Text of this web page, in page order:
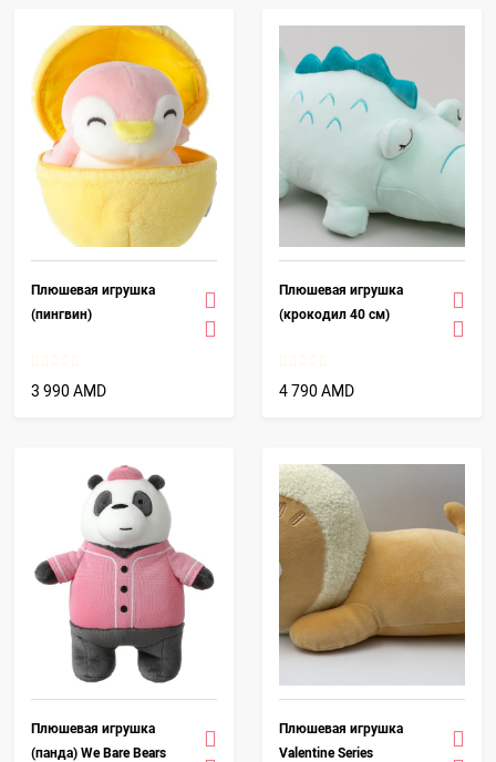
Плюшевая игрушка
(пингвин)
3 990 AMD
Плюшевая игрушка
(крокодил 40 см)
4 790 AMD
Плюшевая игрушка
(панда) We Bare Bears
Плюшевая игрушка
Valentine Series